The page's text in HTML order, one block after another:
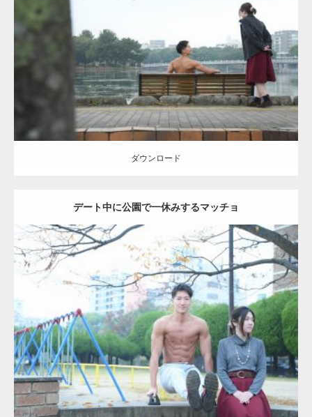
公園のマッチョ AKIHITO(細マッチョ) 背中
ダウンロード
ダウンロード
デート中に公園で一休みするマッチョ
Update:2021.07.6
Category:公園のマッチョ その他 AKIHITO(細マッチョ) 腹筋
ダウンロード